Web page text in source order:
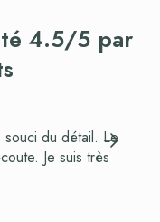
4.5/5 par
du détail. Le
Je suis très